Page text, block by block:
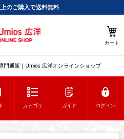
のご購入で送料無料
カート
門通販｜Umios 広洋オンラインショップ
カテゴリ ガイド ログイン